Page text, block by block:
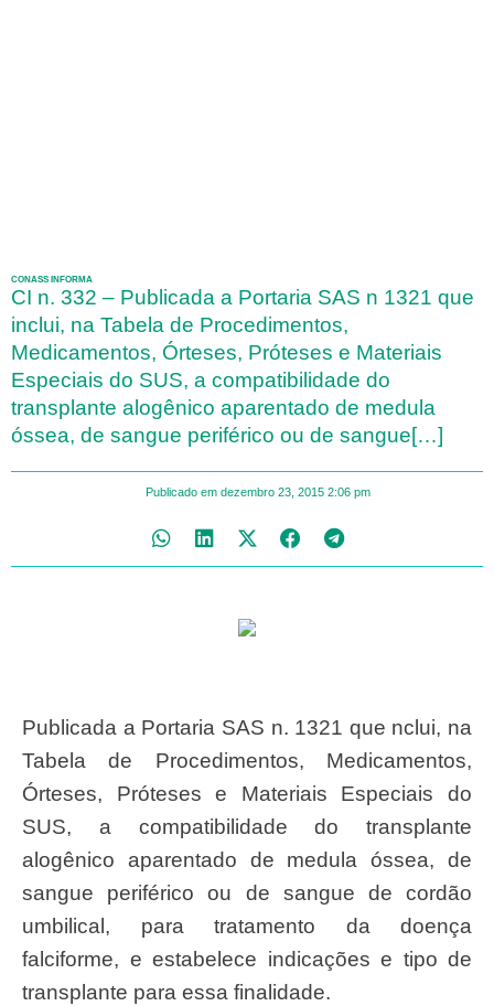
CONASS INFORMA
CI n. 332 – Publicada a Portaria SAS n 1321 que
inclui, na Tabela de Procedimentos,
Medicamentos, Órteses, Próteses e Materiais
Especiais do SUS, a compatibilidade do
transplante alogênico aparentado de medula
óssea, de sangue periférico ou de sangue[…]
Publicado em dezembro 23, 2015 2:06 pm
Publicada a Portaria SAS n. 1321 que nclui, na
Tabela de Procedimentos, Medicamentos,
Órteses, Próteses e Materiais Especiais do
SUS, a compatibilidade do transplante
alogênico aparentado de medula óssea, de
sangue periférico ou de sangue de cordão
umbilical, para tratamento da doença
falciforme, e estabelece indicações e tipo de
transplante para essa finalidade.